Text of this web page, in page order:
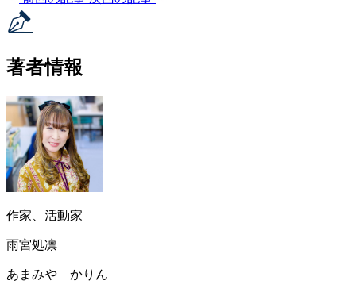
著者情報
作家、活動家
雨宮処凛
あまみや かりん